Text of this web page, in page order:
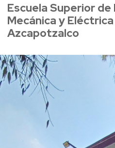
Escuela Superior de
Mecánica y
Azcapotzalco